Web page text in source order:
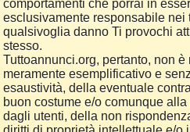
comportamenti che porrai in
esclusivamente responsabile nei
qualsivoglia danno Ti provochi
stesso.
Tuttoannunci.org, pertanto, non
meramente esemplificativo e
esaustività, della eventuale
buon costume e/o comunque
dagli utenti, della non